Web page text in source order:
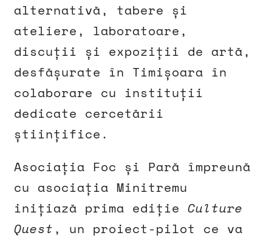
alternativă, tabere și
ateliere, laboratoare,
discuții și expoziții de artă,
desfășurate în Timișoara în
colaborare cu instituții
dedicate cercetării
științifice.
Asociația Foc și Pară împreună
cu asociația Minitremu
inițiază prima edițieCulture
Quest , un proiect-pilot ce va